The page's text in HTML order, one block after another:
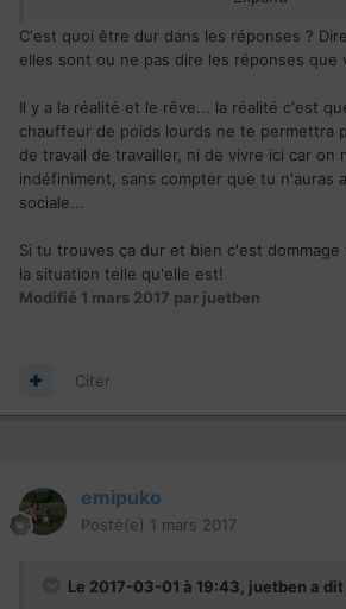
C'est quoi être dur dans les réponses ?
elles sont ou ne pas dire les réponses que
Il y a la réalité et le rêve... la réalité c'est
chauffeur de poids lourds ne te permettra
de travail de travailler, ni de vivre ici car on
indéfiniment, sans compter que tu n'auras
sociale...
Si tu trouves ça dur et bien c'est dommage
la situation telle qu'elle est!
Modifié 1 mars 2017 par juetben
Citer
emipuko
Posté(e) 1 mars 2017
Le 2017-03-01 à 19:43, juetben a dit